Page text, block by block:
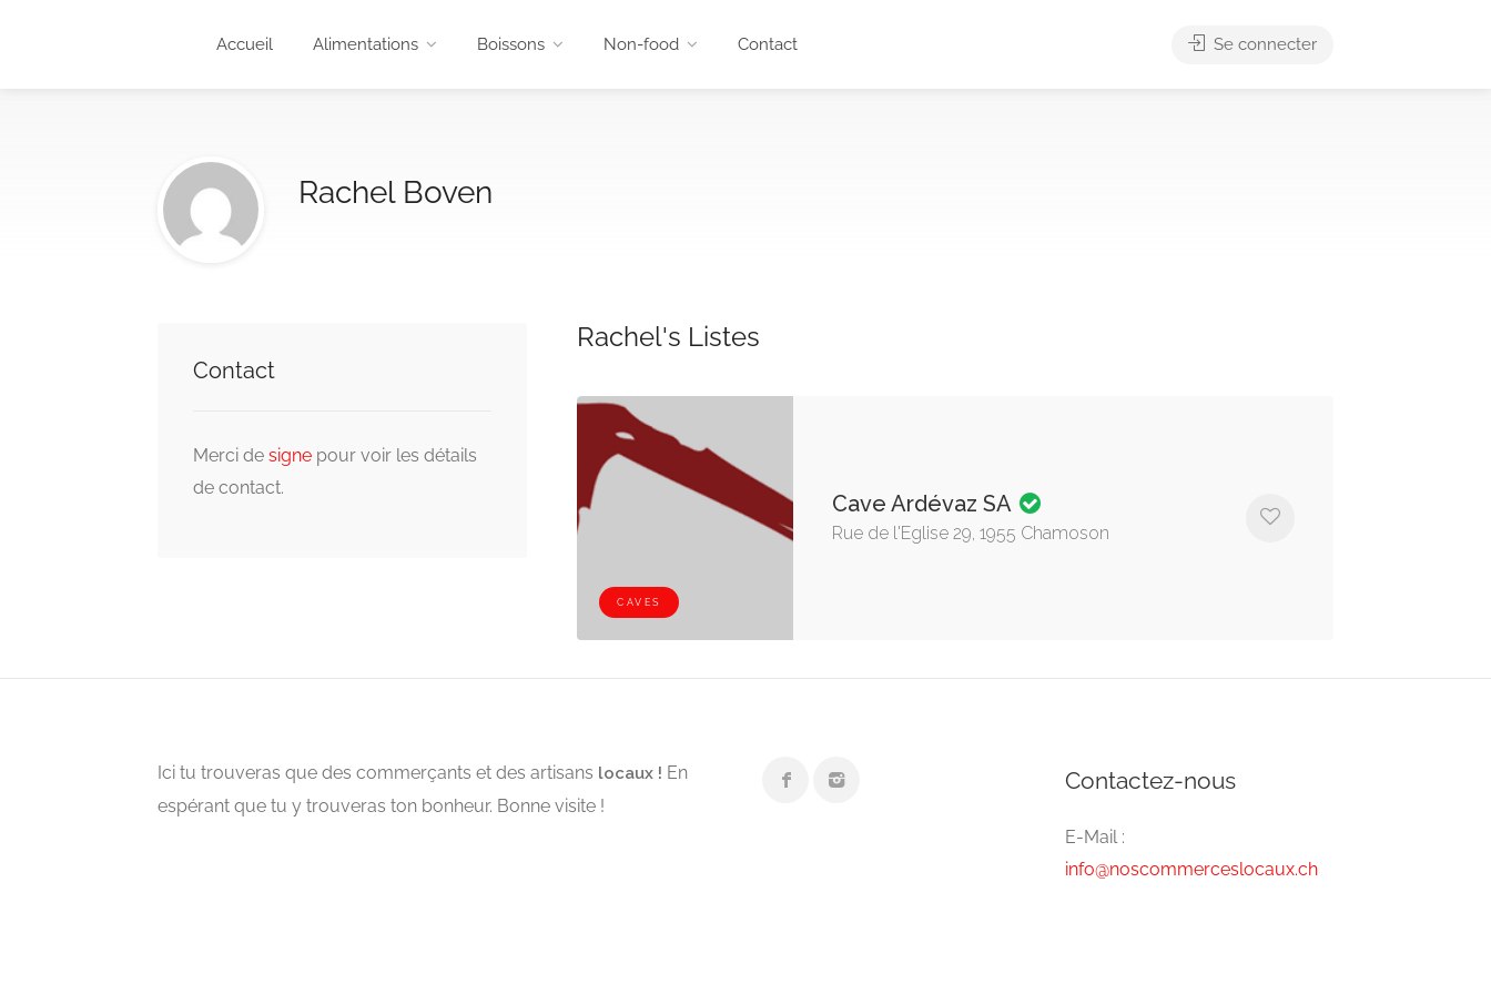
Accueil Alimentations Boissons Non-food Contact Se connecter
Rachel Boven
Contact
Merci de signe pour voir les détails
de contact.
Rachel's Listes
CAVES
Cave Ardévaz SA
Rue de l'Eglise 29, 1955 Chamoson
Ici tu trouveras que des commerçants et des artisans locaux ! En
espérant que tu y trouveras ton bonheur. Bonne visite !
Contactez-nous
E-Mail :
info@noscommerceslocaux.ch